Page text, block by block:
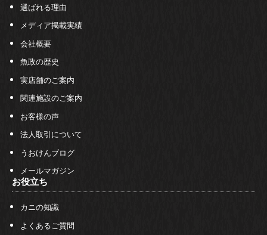
選ばれる理由
メディア掲載実績
会社概要
魚政の歴史
実店舗のご案内
関連施設のご案内
お客様の声
法人取引について
うおけんブログ
メールマガジン
お役立ち
カニの知識
よくあるご質問